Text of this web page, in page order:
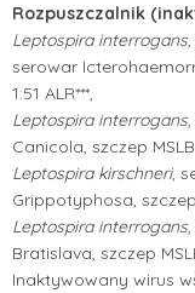
Rozpuszczalnik
Leptospira interrogans
serowar
1:51 ALR***,
Leptospira interrogans
Canicola, szczep MSLB
Leptospira kirschneri,
Grippotyphosa, szczep
Leptospira interrogans
Bratislava, szczep
Inaktywowany wirus